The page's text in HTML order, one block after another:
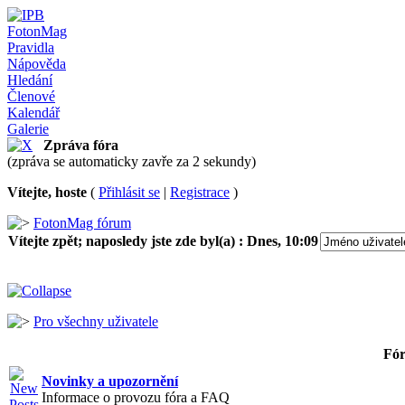
FotonMag
Pravidla
Nápověda
Hledání
Členové
Kalendář
Galerie
Zpráva fóra
(zpráva se automaticky zavře za 2 sekundy)
Vítejte, hoste ( Přihlásit se | Registrace )
FotonMag fórum
Vítejte zpět; naposledy jste zde byl(a) : Dnes, 10:09
Pro všechny uživatele
Novinky a upozornění
Informace o provozu fóra a FAQ